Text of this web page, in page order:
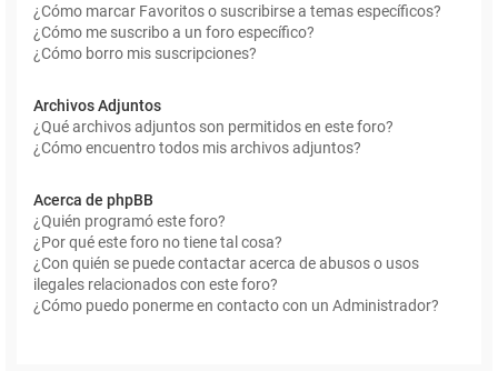
¿Cómo marcar Favoritos o suscribirse a temas específicos?
¿Cómo me suscribo a un foro específico?
¿Cómo borro mis suscripciones?
Archivos Adjuntos
¿Qué archivos adjuntos son permitidos en este foro?
¿Cómo encuentro todos mis archivos adjuntos?
Acerca de phpBB
¿Quién programó este foro?
¿Por qué este foro no tiene tal cosa?
¿Con quién se puede contactar acerca de abusos o usos
ilegales relacionados con este foro?
¿Cómo puedo ponerme en contacto con un Administrador?